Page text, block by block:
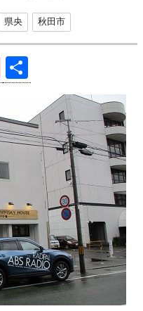
県央 秋田市
Pi
nt
er
es
t
有